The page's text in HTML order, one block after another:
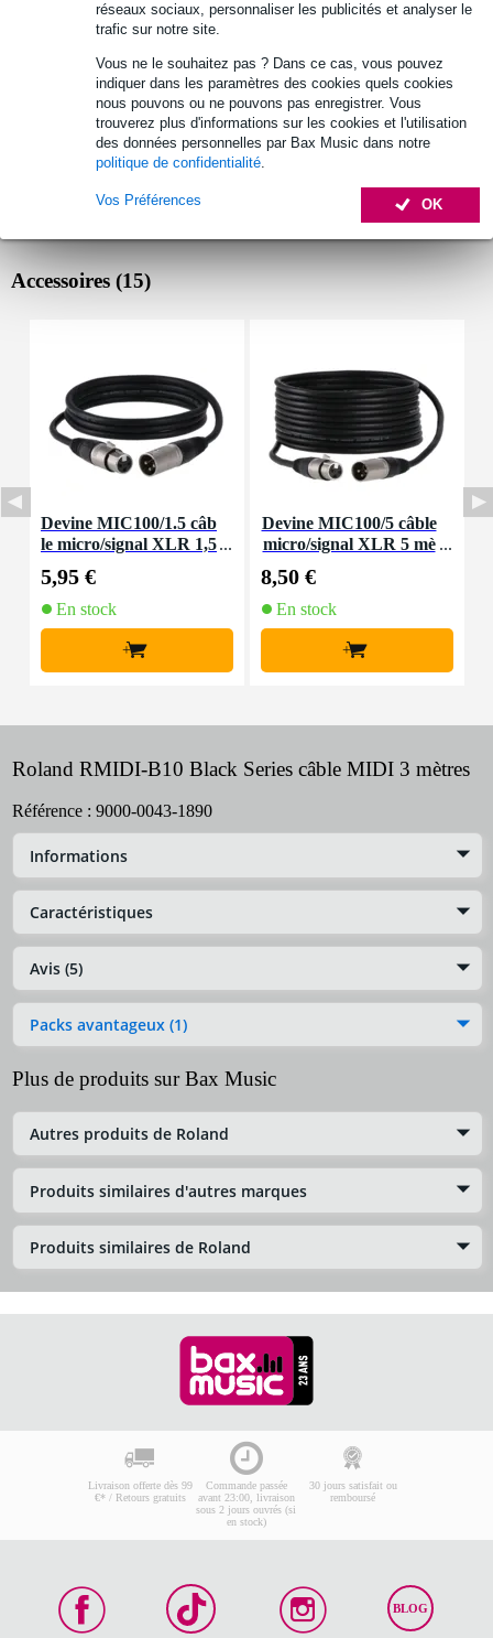
réseaux sociaux, personnaliser les publicités et analyser le
trafic sur notre site.
Vous ne le souhaitez pas ? Dans ce cas, vous pouvez
indiquer dans les paramètres des cookies quels cookies
nous pouvons ou ne pouvons pas enregistrer. Vous
trouverez plus d'informations sur les cookies et l'utilisation
des données personnelles par Bax Music dans notre
politique de confidentialité.
OK
Vos Préférences
Accessoires (15)
Devine MIC100/1.5 câb
le micro/signal XLR 1,5
5,95 €
En stock
+
Devine MIC100/5 câble
micro/signal XLR 5 mè
8,50 €
En stock
+
Roland RMIDI-B10 Black Series câble MIDI 3 mètres
Référence : 9000-0043-1890
Informations
Caractéristiques
Avis (5)
Packs avantageux (1)
Plus de produits sur Bax Music
Autres produits de Roland
Produits similaires d'autres marques
Produits similaires de Roland
Livraison offerte dès 99
€* / Retours gratuits
Commande passée
avant 23:00, livraison
sous 2 jours ouvrés (si
en stock)
30 jours satisfait ou
remboursé
BLOG